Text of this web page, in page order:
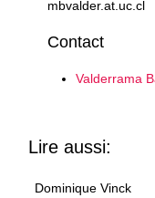
mbvalder.at.uc.cl
Contact
Valderrama
Lire aussi:
Dominique Vinck